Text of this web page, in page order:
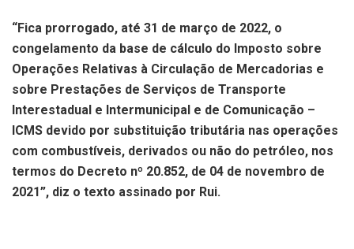
“Fica prorrogado, até 31 de março de 2022, o
congelamento da base de cálculo do Imposto sobre
Operações Relativas à Circulação de Mercadorias e
sobre Prestações de Serviços de Transporte
Interestadual e Intermunicipal e de Comunicação –
ICMS devido por substituição tributária nas operações
com combustíveis, derivados ou não do petróleo, nos
termos do Decreto nº 20.852, de 04 de novembro de
2021”, diz o texto assinado por Rui.